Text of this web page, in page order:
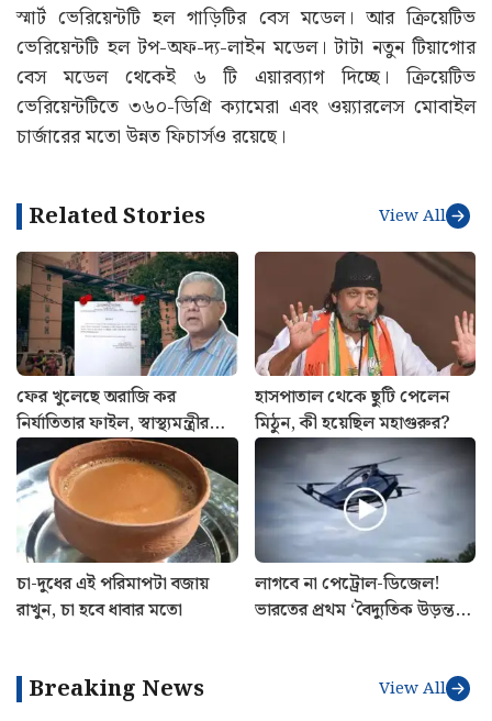
স্মার্ট ভেরিয়েন্টটি হল গাড়িটির বেস মডেল। আর ক্রিয়েটিভ
ভেরিয়েন্টটি হল টপ-অফ-দ্য-লাইন মডেল। টাটা নতুন টিয়াগোর
বেস মডেল থেকেই ৬ টি এয়ারব্যাগ দিচ্ছে। ক্রিয়েটিভ
ভেরিয়েন্টটিতে ৩৬০-ডিগ্রি ক্যামেরা এবং ওয়্যারলেস মোবাইল
চার্জারের মতো উন্নত ফিচার্সও রয়েছে।
Related Stories View All
ফের খুলেছে অরাজি কর
নির্যাতিতার ফাইল, স্বাস্থ্যমন্ত্রীর
সাথে বৈঠক সেরে ঘোষণা
শুভেন্দু অধিকারীর
হাসপাতাল থেকে ছুটি পেলেন
মিঠুন, কী হয়েছিল মহাগুরুর?
চা-দুধের এই পরিমাপটা বজায়
রাখুন, চা হবে ধাবার মতো
লাগবে না পেট্রোল-ডিজেল!
ভারতের প্রথম ‘বৈদ্যুতিক উড়ন্ত
Breaking News View All